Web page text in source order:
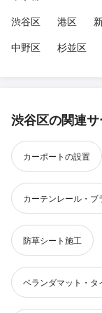
渋谷区
港区
中野区
杉並区
渋谷区の関連
カーポートの設置
カーテンレール・
防草シート施工
ベランダマット・タ